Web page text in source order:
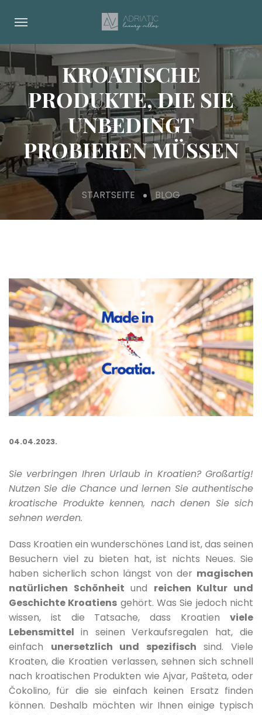
KROATISCHE
PRODUKTE, DIE SIE
UNBEDINGT
PROBIEREN MÜSSEN
STARTSEITE BLOG
04.04.2023.
Sie verbringen Ihren Urlaub in Kroatien? Großartig!
Nutzen Sie die Chance und lernen Sie authentische
kroatische Produkte kennen, nach denen Sie sich
sehnen werden.
Dass Kroatien ein wunderschönes Land ist, das seinen
Besuchern viel zu bieten hat, ist nichts Neues. Sie
haben sicherlich schon längst von der magischen
natürlichen Schönheit und reichen Kultur und
Geschichte Kroatiens gehört. Was Sie jedoch nicht
wissen, ist die Tatsache, dass Kroatien viele
Lebensmittel in seinen Verkaufsregalen hat, die
einfach unersetzlich und spezifisch sind. Viele
Kroaten, die Kroatien verlassen, sehnen sich schnell
nach kroatischen Produkten wie Ajvar, Pašteta, oder
Čokolino, für die sie einfach keinen Ersatz finden
können. Deshalb möchten wir Ihnen einige typisch